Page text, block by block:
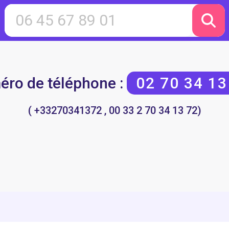
de téléphone : 02 70 34
( +33270341372 , 00 33 2 70 34 13 72)